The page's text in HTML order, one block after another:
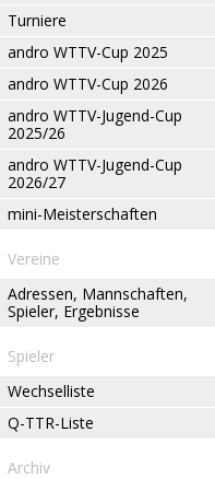
Turniere
andro WTTV-Cup 2025
andro WTTV-Cup 2026
andro WTTV-Jugend-Cup
2025/26
andro WTTV-Jugend-Cup
2026/27
mini-Meisterschaften
Vereine
Adressen, Mannschaften,
Spieler, Ergebnisse
Spieler
Wechselliste
Q-TTR-Liste
Archiv